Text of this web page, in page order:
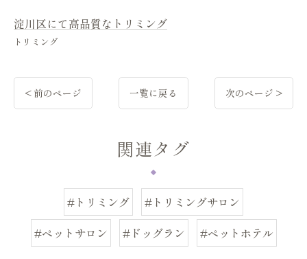
淀川区にて高品質なトリミング
トリミング
< 前のページ 一覧に戻る 次のページ >
関連タグ
#トリミング
#トリミングサロン
#ペットサロン
#ドッグラン #ペットホテル